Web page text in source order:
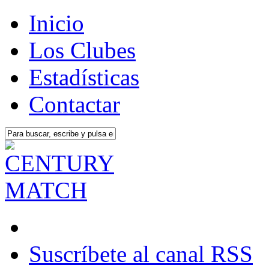
Inicio
Los Clubes
Estadísticas
Contactar
Suscríbete al canal RSS